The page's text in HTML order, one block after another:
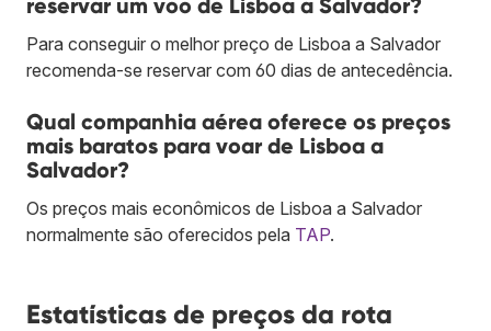
reservar um voo de Lisboa a Salvador?
Para conseguir o melhor preço de Lisboa a Salvador
recomenda-se reservar com 60 dias de antecedência.
Qual companhia aérea oferece os preços
mais baratos para voar de Lisboa a
Salvador?
Os preços mais econômicos de Lisboa a Salvador
normalmente são oferecidos pela TAP.
Estatísticas de preços da rota